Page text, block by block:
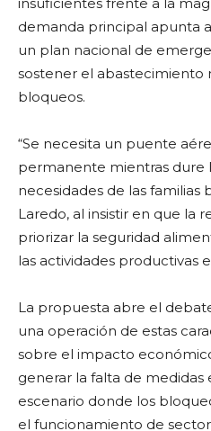
demanda principal apunta
un plan nacional de
sostener el abastecimiento
bloqueos.
“Se necesita un puente
permanente mientras dure
necesidades de las familias
Laredo, al insistir en que la
priorizar la seguridad
las actividades productivas
La propuesta abre el
una operación de estas
sobre el impacto
generar la falta de medidas
escenario donde los
el funcionamiento de